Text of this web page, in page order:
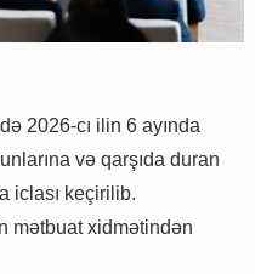
2026-cı ilin 6 ayında
və qarşıda duran
iclası keçirilib.
mətbuat xidmətindən